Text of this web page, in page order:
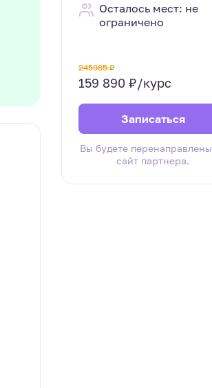
Осталось мест: не
ограничено
245985 ₽
159 890 ₽/курс
Записаться
Вы будете
сайт партнера.